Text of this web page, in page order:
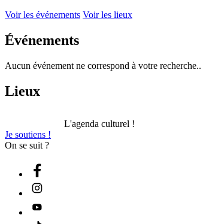
Voir les événements Voir les lieux
Événements
Aucun événement ne correspond à votre recherche..
Lieux
L'agenda culturel !
Je soutiens !
On se suit ?